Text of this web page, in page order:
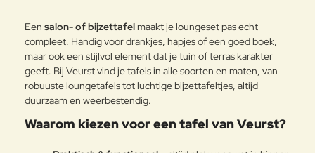
Een salon- of bijzettafelmaakt je loungeset pas echt
compleet. Handig voor drankjes, hapjes of een goed boek,
maar ook een stijlvol element dat je tuin of terras karakter
geeft. Bij Veurst vind je tafels in alle soorten en maten, van
robuuste loungetafels tot luchtige bijzettafeltjes, altijd
duurzaam en weerbestendig.
Waarom kiezen voor een tafel van Veurst?